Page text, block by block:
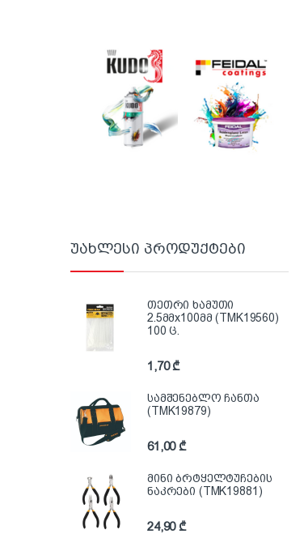
უახლესი პროდუქტები
თეთრი ხამუთი
2.5მმx100მმ (TMK19560)
100 ც.
1,70₾
სამშენებლო ჩანთა
(TMK19879)
61,00₾
მინი ბრტყელტუჩების
ნაკრები (TMK19881)
24,90₾